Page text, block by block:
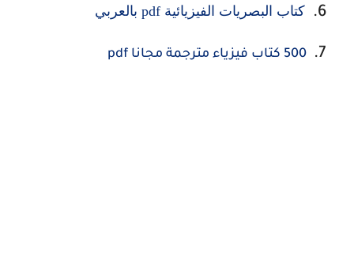
كتاب البصريات الفيزيائية pdf بالعربي